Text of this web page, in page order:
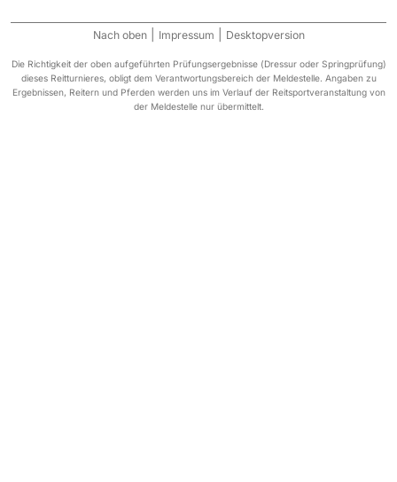
Nach oben Impressum Desktopversion
Die Richtigkeit der oben aufgeführten Prüfungsergebnisse (Dressur oder Springprüfung)
dieses Reitturnieres, obligt dem Verantwortungsbereich der Meldestelle. Angaben zu
Ergebnissen, Reitern und Pferden werden uns im Verlauf der Reitsportveranstaltung von
der Meldestelle nur übermittelt.